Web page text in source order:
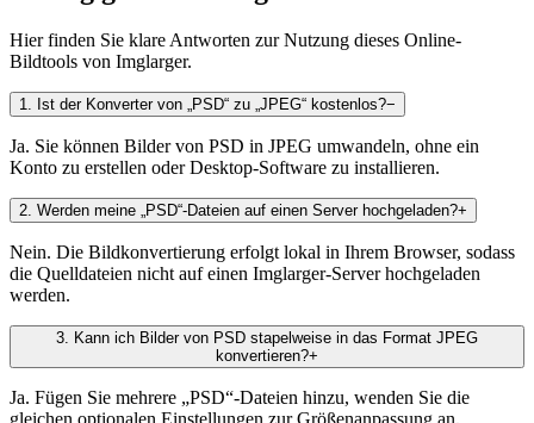
Hier finden Sie klare Antworten zur Nutzung dieses Online-
Bildtools von Imglarger.
1. Ist der Konverter von „PSD“ zu „JPEG“ kostenlos?−
Ja. Sie können Bilder von PSD in JPEG umwandeln, ohne ein
Konto zu erstellen oder Desktop-Software zu installieren.
2. Werden meine „PSD“-Dateien auf einen Server hochgeladen?+
Nein. Die Bildkonvertierung erfolgt lokal in Ihrem Browser, sodass
die Quelldateien nicht auf einen Imglarger-Server hochgeladen
werden.
3. Kann ich Bilder von PSD stapelweise in das Format JPEG
konvertieren?+
Ja. Fügen Sie mehrere „PSD“-Dateien hinzu, wenden Sie die